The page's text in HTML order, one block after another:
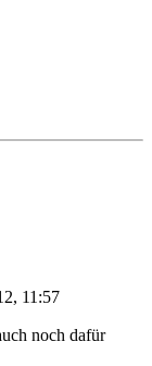
11:57
noch dafür